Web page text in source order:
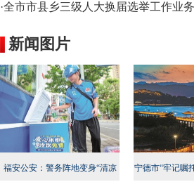
·全市市县乡三级人大换届选举工作业
新闻图片
福安公安：警务阵地变身“清凉
宁德市“牢记嘱